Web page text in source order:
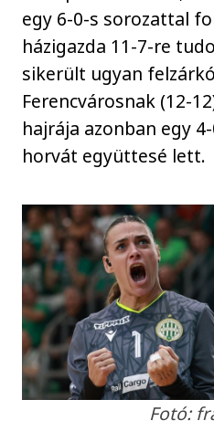
egy 6-0-s sorozattal
házigazda 11-7-re
sikerült ugyan
Ferencvárosnak (12-
hajrája azonban egy
horvát együttesé lett.
Fotó: